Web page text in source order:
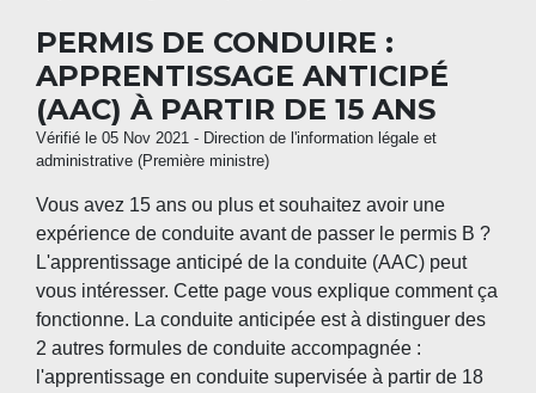
PERMIS DE CONDUIRE :
APPRENTISSAGE ANTICIPÉ
(AAC) À PARTIR DE 15 ANS
Vérifié le 05 Nov 2021 - Direction de l'information légale et
administrative (Première ministre)
Vous avez 15 ans ou plus et souhaitez avoir une
expérience de conduite avant de passer le permis B ?
L'apprentissage anticipé de la conduite (AAC) peut
vous intéresser. Cette page vous explique comment ça
fonctionne. La conduite anticipée est à distinguer des
2 autres formules de conduite accompagnée :
l'apprentissage en conduite supervisée à partir de 18